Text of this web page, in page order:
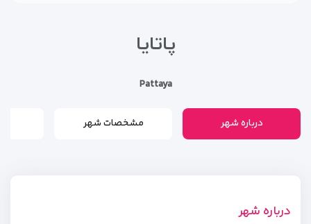
پاتایا
Pattaya
درباره شهر مشخصات شهر
درباره شهر